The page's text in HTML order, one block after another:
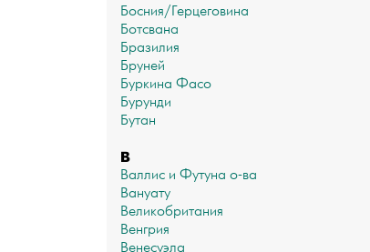
Босния/Герцеговина
Ботсвана
Бразилия
Бруней
Буркина Фасо
Бурунди
Бутан
В
Валлис и Футуна о-ва
Вануату
Великобритания
Венгрия
Венесуэла